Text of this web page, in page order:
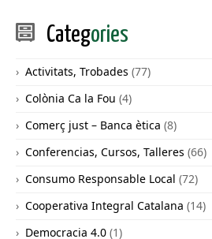
Categories
Activitats, Trobades (77)
Colònia Ca la Fou (4)
Comerç just – Banca ètica (8)
Conferencias, Cursos, Talleres (66)
Consumo Responsable Local (72)
Cooperativa Integral Catalana (14)
Democracia 4.0 (1)